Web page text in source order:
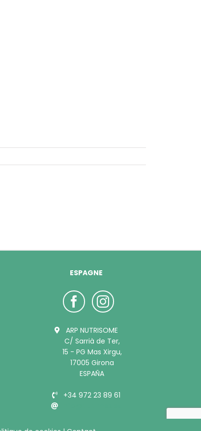
ESPAGNE
ARP NUTRISOME
C/ Sarrià de Ter,
15 - PG Mas Xirgu,
17005 Girona
ESPAÑA
+34 972 23 89 61